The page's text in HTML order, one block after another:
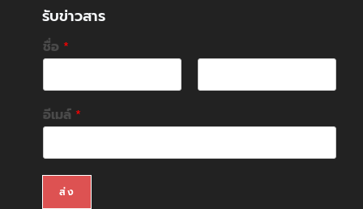
รับข่าวสาร
ชื่อ *
F
i
r
L
อีเมล์ *
ส่ง